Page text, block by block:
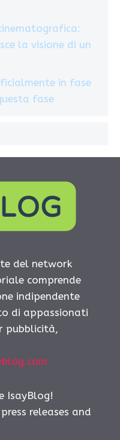
la visione di un
in fase
fase
del network
comprende
indipendente
di appassionati
pubblicità,
IsayBlog!
releases and